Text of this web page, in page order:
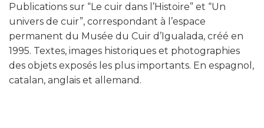
Publications sur “Le cuir dans l’Histoire” et “Un
univers de cuir”, correspondant à l’espace
permanent du Musée du Cuir d’Igualada, créé en
1995. Textes, images historiques et photographies
des objets exposés les plus importants. En espagnol,
catalan, anglais et allemand.